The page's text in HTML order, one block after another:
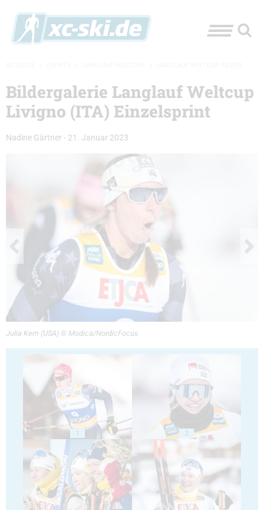
Bildergalerie Langlauf Weltcup
Livigno (ITA) Einzelsprint
Nadine Gärtner - 21. Januar 2023
Julia Kern (USA) © Modica/NordicFocus
1 2